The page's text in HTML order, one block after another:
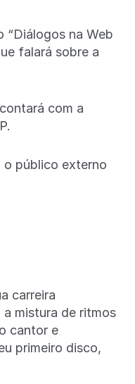
“Diálogos na Web
falará sobre a
com a
o público externo
carreira
mistura de ritmos
cantor e
primeiro disco,